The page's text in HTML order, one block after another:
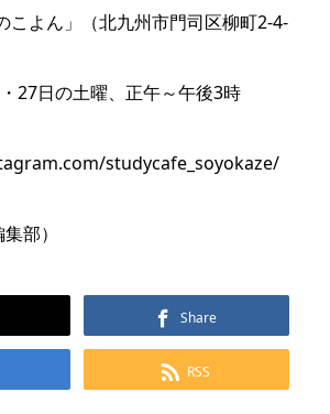
こよん」（北九州市門司区柳町2-4-
27日の土曜、正午～午後3時
studycafe_soyokaze/
部）
Share
RSS